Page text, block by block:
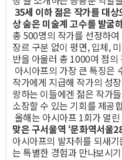
35세 이하 젊은 작가를 대상
상 숨은 미술계 고수를 발굴
총 500명의 작가를 선정하여
장르 구분 없이 평면, 입체,
반을 아울러 총 1000여 점
아시아프의 가장 큰 특징은
작가에게 지급해 작가의 성
랑하는 이들에겐 젊은 작가
소장할 수 있는 기회를 제공
올해는 아시아프 1회가 열
맞은 구서울역 ‘문화역서울
아시아프의 발자취를 되새
는 특별한 경험과 만나보시